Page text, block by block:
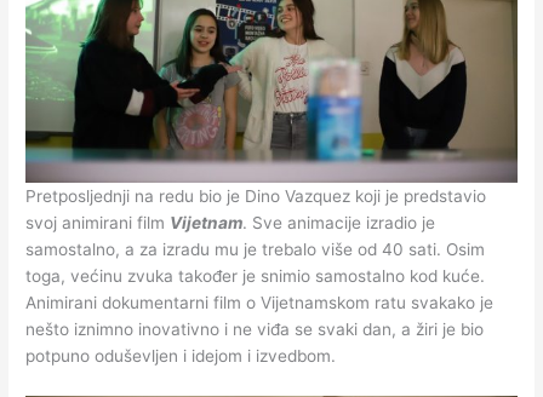
Pretposljednji na redu bio je Dino Vazquez koji je predstavio
svoj animirani film Vijetnam. Sve animacije izradio je
samostalno, a za izradu mu je trebalo više od 40 sati. Osim
toga, većinu zvuka također je snimio samostalno kod kuće.
Animirani dokumentarni film o Vijetnamskom ratu svakako je
nešto iznimno inovativno i ne viđa se svaki dan, a žiri je bio
potpuno oduševljen i idejom i izvedbom.